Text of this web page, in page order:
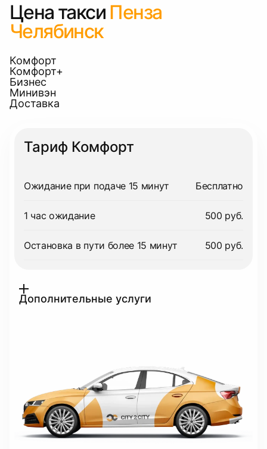
Цена такси Пенза
Челябинск
Комфорт
Комфорт+
Бизнес
Минивэн
Доставка
Тариф Комфорт
Ожидание при подаче 15 минут Бесплатно
1 час ожидание 500 руб.
Остановка в пути более 15 минут 500 руб.
Дополнительные услуги